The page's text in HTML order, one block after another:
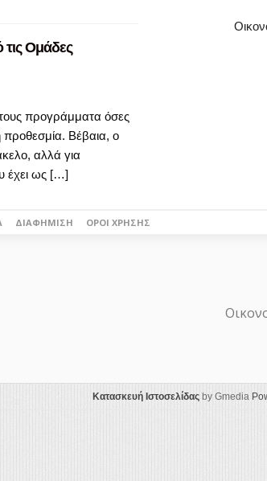
Ομάδες
προγράμματα όσες
Βέβαια, ο
αλλά για
έχει ως […]
ΔΙΑΦΉΜΙΣΗ ΌΡΟΙ ΧΡΉΣΗΣ
Κατασκευή Ιστοσελίδαςby Gmedia